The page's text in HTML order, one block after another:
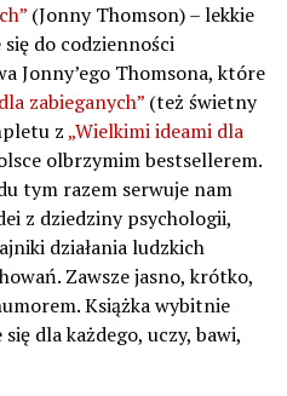
(Jonny Thomson) – lekkie
do codzienności
Jonny’ego Thomsona, które
zabieganych” (też świetny
z„Wielkimi ideami dla
olbrzymim bestsellerem.
tym razem serwuje nam
z dziedziny psychologii,
działania ludzkich
Zawsze jasno, krótko,
Książka wybitnie
dla każdego, uczy, bawi,